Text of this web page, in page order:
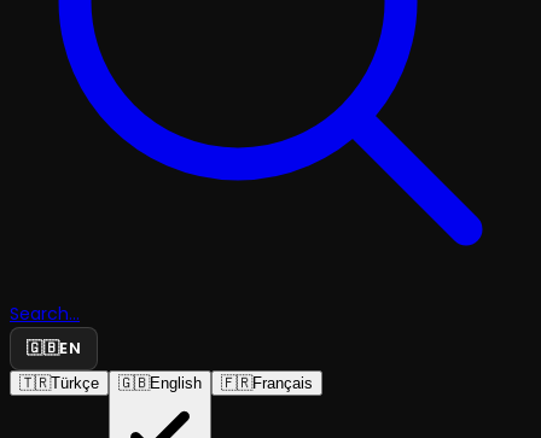
Search...
🇬🇧EN
🇹🇷Türkçe 🇬🇧English 🇫🇷Français